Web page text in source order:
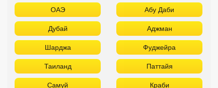
ОАЭ Абу Даби
Дубай Аджман
Шарджа Фуджейра
Таиланд Паттайя
Самуй Краби